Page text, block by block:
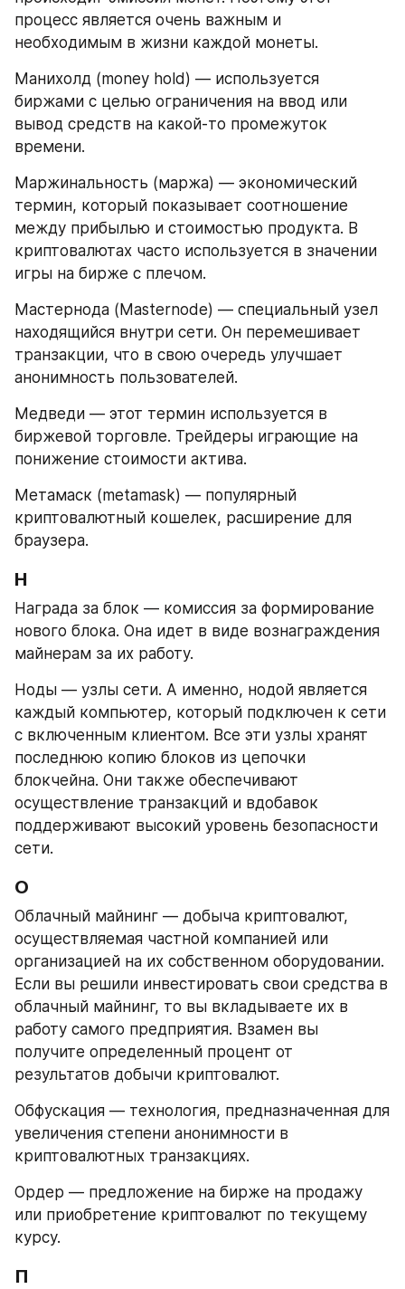
процесс является очень важным и
необходимым в жизни каждой монеты.
Манихолд (money hold) — используется
биржами с целью ограничения на ввод или
вывод средств на какой-то промежуток
времени.
Маржинальность (маржа) — экономический
термин, который показывает соотношение
между прибылью и стоимостью продукта. В
криптовалютах часто используется в значении
игры на бирже с плечом.
Мастернода (Masternode) — специальный узел
находящийся внутри сети. Он перемешивает
транзакции, что в свою очередь улучшает
анонимность пользователей.
Медведи — этот термин используется в
биржевой торговле. Трейдеры играющие на
понижение стоимости актива.
Метамаск (metamask) — популярный
криптовалютный кошелек, расширение для
браузера.
Н
Награда за блок — комиссия за формирование
нового блока. Она идет в виде вознаграждения
майнерам за их работу.
Ноды — узлы сети. А именно, нодой является
каждый компьютер, который подключен к сети
с включенным клиентом. Все эти узлы хранят
последнюю копию блоков из цепочки
блокчейна. Они также обеспечивают
осуществление транзакций и вдобавок
поддерживают высокий уровень безопасности
сети.
О
Облачный майнинг — добыча криптовалют,
осуществляемая частной компанией или
организацией на их собственном оборудовании.
Если вы решили инвестировать свои средства в
облачный майнинг, то вы вкладываете их в
работу самого предприятия. Взамен вы
получите определенный процент от
результатов добычи криптовалют.
Обфускация — технология, предназначенная для
увеличения степени анонимности в
криптовалютных транзакциях.
Ордер — предложение на бирже на продажу
или приобретение криптовалют по текущему
курсу.
П